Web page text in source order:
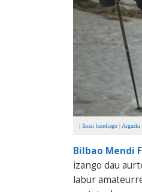
| Ikusi handiago | Argazki
Bilbao Mendi
izango dau
labur